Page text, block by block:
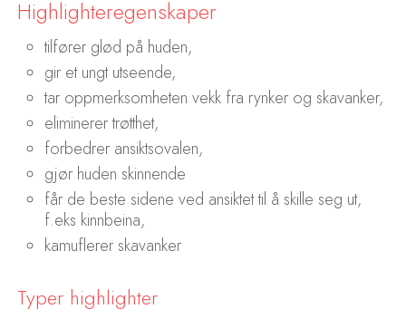
Highlighteregenskaper
tilfører glød på huden,
gir et ungt utseende,
tar oppmerksomheten vekk fra rynker og skavanker,
eliminerer trøtthet,
forbedrer ansiktsovalen,
gjør huden skinnende
får de beste sidene ved ansiktet til å skille seg ut,
f.eks kinnbeina,
kamuflerer skavanker
Typer highlighter